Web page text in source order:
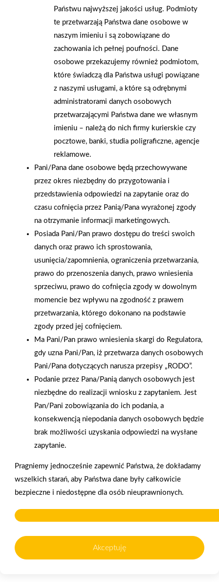
2026-01-15
Grupa PSB Handel S.A.
gra z WOŚP. Powstała
firmowa eSkarbonka na
rzecz gastroenterologii
dziecięcej
2026-01-12
Zacisze S.A. dołącza do
Grupy PSB. Sieć kończy
otwarciem po
rebrandingu
2025-12-31
Otwarcie sklepu PSB
Mrówka w Wyrzysku
Gwarancja jakości
Zakupy w systemie
Oferujemy zakupy
Zakupy
Państwu najwyższej jakości usług. Podmioty
te przetwarzają Państwa dane osobowe w
naszym imieniu i są zobowiązane do
zachowania ich pełnej poufności. Dane
osobowe przekazujemy również podmiotom,
które świadczą dla Państwa usługi powiązane
z naszymi usługami, a które są odrębnymi
administratorami danych osobowych
przetwarzającymi Państwa dane we własnym
imieniu – należą do nich firmy kurierskie czy
pocztowe, banki, studia poligraficzne, agencje
reklamowe.
Pani/Pana dane osobowe będą przechowywane
przez okres niezbędny do przygotowania i
przedstawienia odpowiedzi na zapytanie oraz do
czasu cofnięcia przez Panią/Pana wyrażonej zgody
na otrzymanie informacji marketingowych.
Posiada Pani/Pan prawo dostępu do treści swoich
danych oraz prawo ich sprostowania,
usunięcia/zapomnienia, ograniczenia przetwarzania,
prawo do przenoszenia danych, prawo wniesienia
sprzeciwu, prawo do cofnięcia zgody w dowolnym
momencie bez wpływu na zgodność z prawem
przetwarzania, którego dokonano na podstawie
zgody przed jej cofnięciem.
Ma Pani/Pan prawo wniesienia skargi do Regulatora,
gdy uzna Pani/Pan, iż przetwarza danych osobowych
Pani/Pana dotyczących narusza przepisy „RODO”.
Podanie przez Pana/Panią danych osobowych jest
niezbędne do realizacji wniosku z zapytaniem. Jest
Pan/Pani zobowiązania do ich podania, a
konsekwencją niepodania danych osobowych będzie
brak możliwości uzyskania odpowiedzi na wysłane
zapytanie.
Pragniemy jednocześnie zapewnić Państwa, że dokładamy
wszelkich starań, aby Państwa dane były całkowicie
bezpieczne i niedostępne dla osób nieuprawnionych.
Akceptuję